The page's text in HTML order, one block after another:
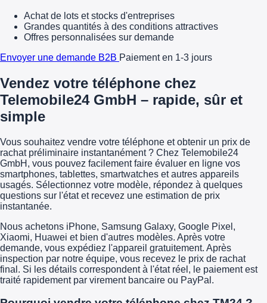
Achat de lots et stocks d'entreprises
Grandes quantités à des conditions attractives
Offres personnalisées sur demande
Envoyer une demande B2B Paiement en 1-3 jours
Vendez votre téléphone chez
Telemobile24 GmbH – rapide, sûr et
simple
Vous souhaitez vendre votre téléphone et obtenir un prix de
rachat préliminaire instantanément ? Chez Telemobile24
GmbH, vous pouvez facilement faire évaluer en ligne vos
smartphones, tablettes, smartwatches et autres appareils
usagés. Sélectionnez votre modèle, répondez à quelques
questions sur l'état et recevez une estimation de prix
instantanée.
Nous achetons iPhone, Samsung Galaxy, Google Pixel,
Xiaomi, Huawei et bien d'autres modèles. Après votre
demande, vous expédiez l'appareil gratuitement. Après
inspection par notre équipe, vous recevez le prix de rachat
final. Si les détails correspondent à l'état réel, le paiement est
traité rapidement par virement bancaire ou PayPal.